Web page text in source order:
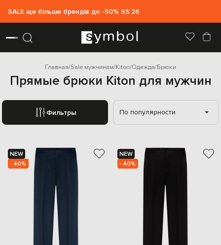
SALE ще більше брендів до -50% SS`26
Главная Sale мужчинам Kiton Одежда Брюки
Прямые брюки Kiton для мужчин
Фильтры По популярности
NEW
- 40%
NEW
- 40%